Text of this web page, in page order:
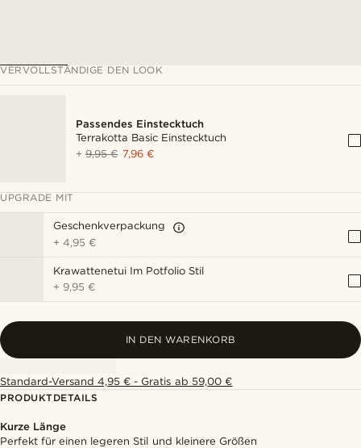
VERVOLLSTÄNDIGE DEN LOOK
Passendes Einstecktuch
Terrakotta Basic Einstecktuch
+9,95 € 7,96 €
UPGRADE MIT
Geschenkverpackung
+4,95 €
Krawattenetui Im Potfolio Stil
+ 9,95 €
IN DEN WARENKORB
Standard-Versand 4,95 € - Gratis ab 59,00 €
PRODUKTDETAILS
Kurze Länge
Perfekt für einen legeren Stil und kleinere Größen